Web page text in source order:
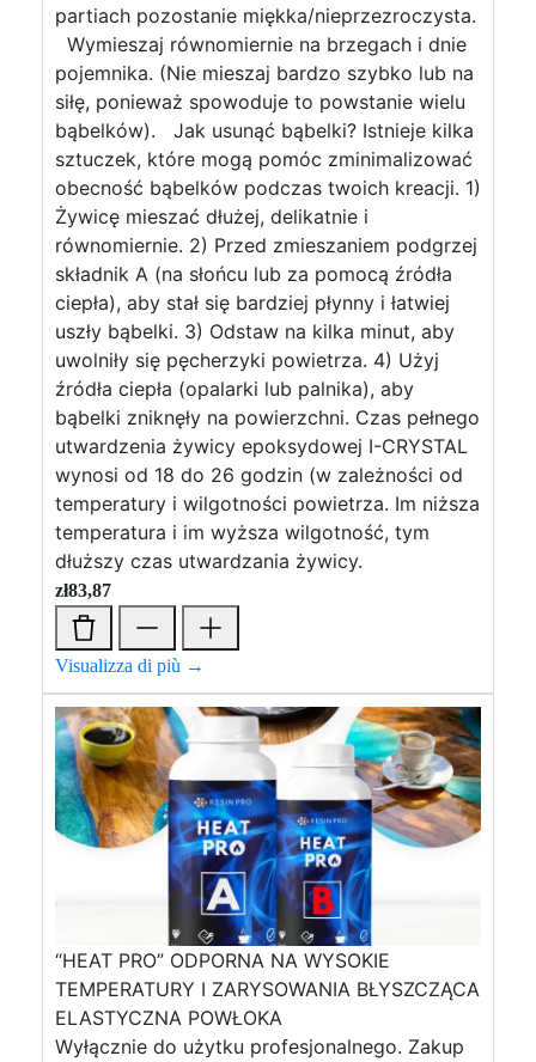
partiach pozostanie miękka/nieprzezroczysta.
Wymieszaj równomiernie na brzegach i dnie
pojemnika. (Nie mieszaj bardzo szybko lub na
siłę, ponieważ spowoduje to powstanie wielu
bąbelków). Jak usunąć bąbelki? Istnieje kilka
sztuczek, które mogą pomóc zminimalizować
obecność bąbelków podczas twoich kreacji. 1)
Żywicę mieszać dłużej, delikatnie i
równomiernie. 2) Przed zmieszaniem podgrzej
składnik A (na słońcu lub za pomocą źródła
ciepła), aby stał się bardziej płynny i łatwiej
uszły bąbelki. 3) Odstaw na kilka minut, aby
uwolniły się pęcherzyki powietrza. 4) Użyj
źródła ciepła (opalarki lub palnika), aby
bąbelki zniknęły na powierzchni. Czas pełnego
utwardzenia żywicy epoksydowej I-CRYSTAL
wynosi od 18 do 26 godzin (w zależności od
temperatury i wilgotności powietrza. Im niższa
temperatura i im wyższa wilgotność, tym
dłuższy czas utwardzania żywicy.
zł83,87
Visualizza di più →
“HEAT PRO” ODPORNA NA WYSOKIE
TEMPERATURY I ZARYSOWANIA BŁYSZCZĄCA
ELASTYCZNA POWŁOKA
Wyłącznie do użytku profesjonalnego. Zakup